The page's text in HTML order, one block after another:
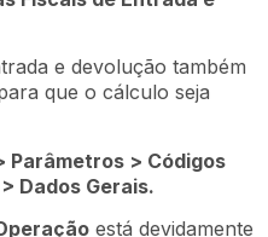
e devolução também
que o cálculo seja
Parâmetros > Códigos
Dados Gerais.
está devidamente